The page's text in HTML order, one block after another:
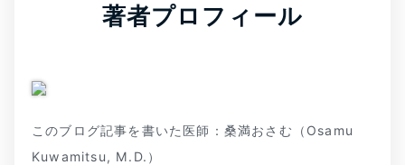
著者プロフィール
このブログ記事を書いた医師：桑満おさむ（Osamu
Kuwamitsu, M.D.）